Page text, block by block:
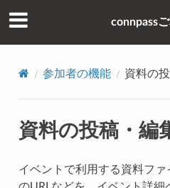
connpass
参加者の機能 資料の
資料の投稿・編
イベントで利用する資料ファ